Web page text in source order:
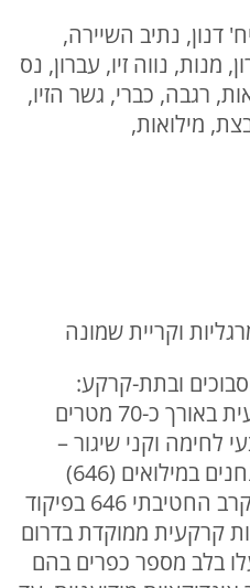
דנון, נתיב השיירה,
מנות, נווה זיו, עברון, נס
רגבה, כברי, גשר הזיו,
מילואות,
ובתת-קרקע:
הושמדה תשתית תת-קרקעית באורך כ-70 מטרים
לחימה וקני שיגור –
תיעוד מפעילות כוחות הצנחנים במילואים (646)
בדרום לבנון. כוחות צוות הקרב החטיבתי 646 בפיקוד
בפעילות קרקעית ממוקדת בדרום
בלב מספר כפרים בהם